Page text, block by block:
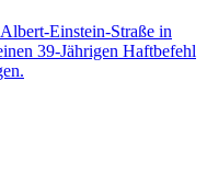
Einstein-Straße in
39-Jährigen Haftbefehl